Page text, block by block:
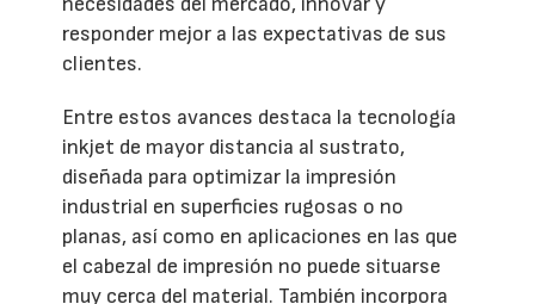
responder mejor a las expectativas de sus
clientes.
Entre estos avances destaca la tecnología
inkjet de mayor distancia al sustrato,
diseñada para optimizar la impresión
industrial en superficies rugosas o no
planas, así como en aplicaciones en las que
el cabezal de impresión no puede situarse
muy cerca del material. También incorpora